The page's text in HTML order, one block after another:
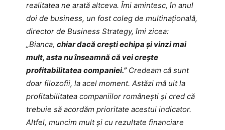
realitatea ne arată altceva. Îmi amintesc, în anul
doi de business, un fost coleg de multinațională,
director de Business Strategy, îmi zicea:
„Bianca, chiar dacă crești echipa și vinzi mai
mult, asta nu înseamnă că vei crește
profitabilitatea companiei.”Credeam că sunt
doar filozofii, la acel moment. Astăzi mă uit la
profitabilitatea companiilor românești și cred că
trebuie să acordăm prioritate acestui indicator.
Altfel, muncim mult și cu rezultate financiare